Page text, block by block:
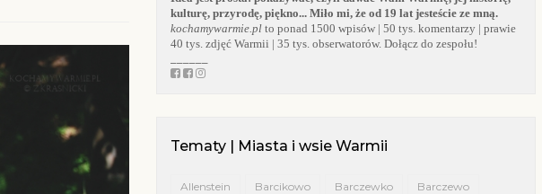
kulturę, przyrodę, piękno... Miło mi, że od 19 lat jesteście ze mną.
kochamywarmie.plto ponad 1500 wpisów | 50 tys. komentarzy | prawie
40 tys. zdjęć Warmii | 35 tys. obserwatorów. Dołącz do zespołu!
Tematy | Miasta i wsie Warmii
Allenstein Barcikowo Barczewko Barczewo